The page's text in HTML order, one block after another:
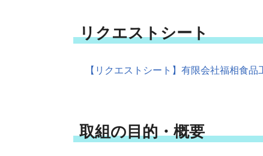
リクエストシート
【リクエストシート】有限会社福相食
取組の目的・概要